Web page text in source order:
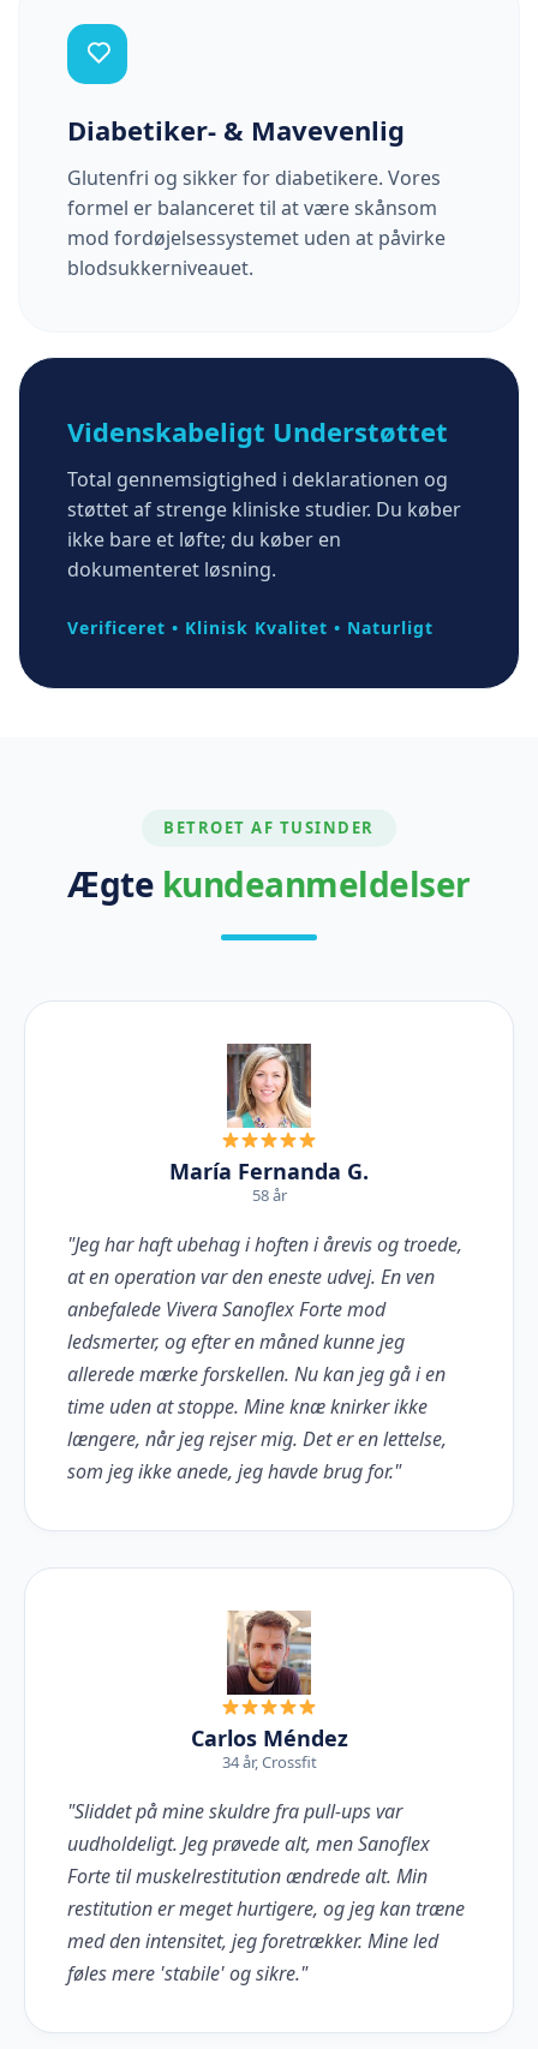
Diabetiker- & Mavevenlig
Glutenfri og sikker for diabetikere. Vores
formel er balanceret til at være skånsom
mod fordøjelsessystemet uden at påvirke
blodsukkerniveauet.
Videnskabeligt Understøttet
Total gennemsigtighed i deklarationen og
støttet af strenge kliniske studier. Du køber
ikke bare et løfte; du køber en
dokumenteret løsning.
Verificeret • Klinisk Kvalitet • Naturligt
BETROET AF TUSINDER
Ægte kundeanmeldelser
María Fernanda G.
58 år
"Jeg har haft ubehag i hoften i årevis og troede,
at en operation var den eneste udvej. En ven
anbefalede Vivera Sanoflex Forte mod
ledsmerter, og efter en måned kunne jeg
allerede mærke forskellen. Nu kan jeg gå i en
time uden at stoppe. Mine knæ knirker ikke
længere, når jeg rejser mig. Det er en lettelse,
som jeg ikke anede, jeg havde brug for."
Carlos Méndez
34 år, Crossfit
"Sliddet på mine skuldre fra pull-ups var
uudholdeligt. Jeg prøvede alt, men Sanoflex
Forte til muskelrestitution ændrede alt. Min
restitution er meget hurtigere, og jeg kan træne
med den intensitet, jeg foretrækker. Mine led
føles mere 'stabile' og sikre."